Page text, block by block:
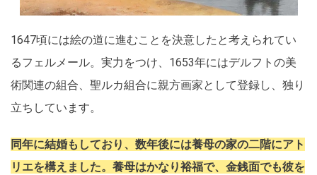
1647頃には絵の道に進むことを決意したと考えられてい
るフェルメール。実力をつけ、1653年にはデルフトの美
術関連の組合、聖ルカ組合に親方画家として登録し、独り
立ちしています。
同年に結婚もしており、数年後には養母の家の二階にアト
リエを構えました。養母はかなり裕福で、金銭面でも彼を